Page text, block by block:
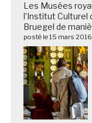
Les Musées
l’Institut Culturel
Bruegel de
posté le 15 mars 2016